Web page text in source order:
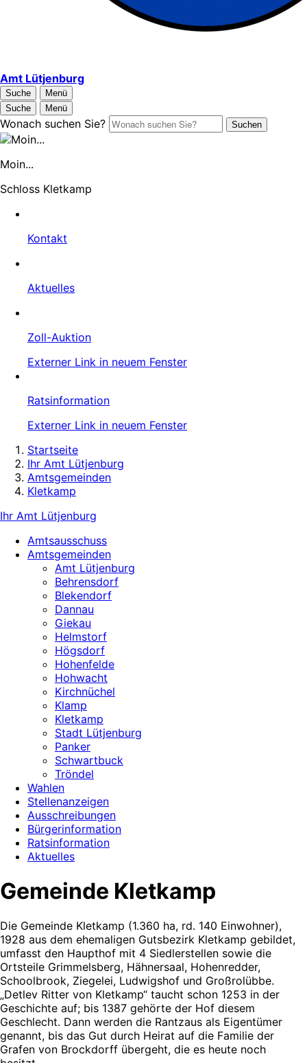
Amt Lütjenburg
Suche
Menü
Suche
Menü
Wonach suchen Sie? Suchen
Moin...
Schloss Kletkamp
Kontakt
Aktuelles
Zoll-Auktion
Externer Link in neuem Fenster
Ratsinformation
Externer Link in neuem Fenster
Startseite
Ihr Amt Lütjenburg
Amtsgemeinden
Kletkamp
Ihr Amt Lütjenburg
Amtsausschuss
Amtsgemeinden
Amt Lütjenburg
Behrensdorf
Blekendorf
Dannau
Giekau
Helmstorf
Högsdorf
Hohenfelde
Hohwacht
Kirchnüchel
Klamp
Kletkamp
Stadt Lütjenburg
Panker
Schwartbuck
Tröndel
Wahlen
Stellenanzeigen
Ausschreibungen
Bürgerinformation
Ratsinformation
Aktuelles
Gemeinde Kletkamp
Die Gemeinde Kletkamp (1.360 ha, rd. 140 Einwohner),
1928 aus dem ehemaligen Gutsbezirk Kletkamp gebildet,
umfasst den Haupthof mit 4 Siedlerstellen sowie die
Ortsteile Grimmelsberg, Hähnersaal, Hohenredder,
Schoolbrook, Ziegelei, Ludwigshof und Großrolübbe.
„Detlev Ritter von Kletkamp“ taucht schon 1253 in der
Geschichte auf; bis 1387 gehörte der Hof diesem
Geschlecht. Dann werden die Rantzaus als Eigentümer
genannt, bis das Gut durch Heirat auf die Familie der
Grafen von Brockdorff übergeht, die es heute noch